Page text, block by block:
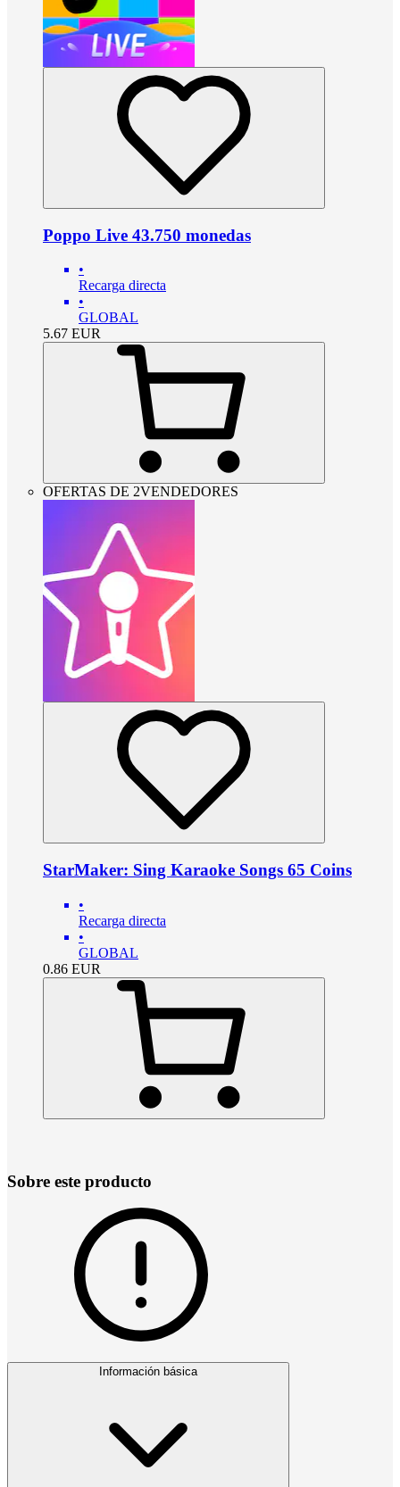
Poppo Live 43.750 monedas
•
Recarga directa
•
GLOBAL
5.67 EUR
OFERTAS DE 2VENDEDORES
StarMaker: Sing Karaoke Songs 65 Coins
•
Recarga directa
•
GLOBAL
0.86 EUR
Sobre este producto
Información básica